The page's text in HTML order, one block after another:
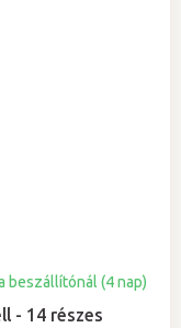
- 14 részes
beszállítónál (4 nap)